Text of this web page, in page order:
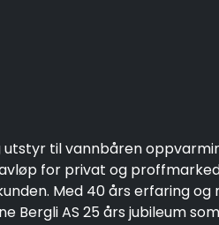
utstyr til vannbåren
for privat og
Med 40 års erfaring og
Bergli AS 25 års jubileum